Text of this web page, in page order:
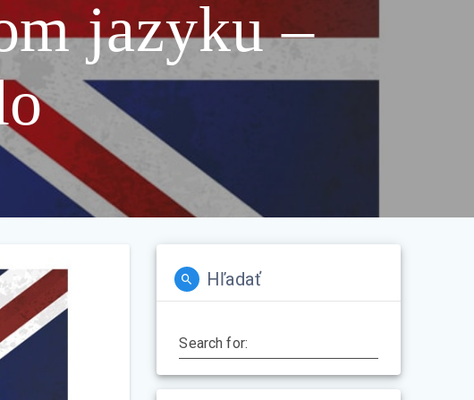
jazyku –
Hľadať
Search for: